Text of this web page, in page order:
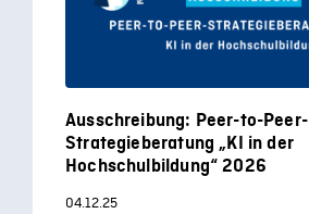
Ausschreibung: Peer-to-Peer-
Strategieberatung „KI in der
Hochschulbildung“ 2026
04.12.25